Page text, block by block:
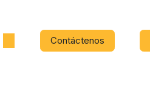
Contáctenos